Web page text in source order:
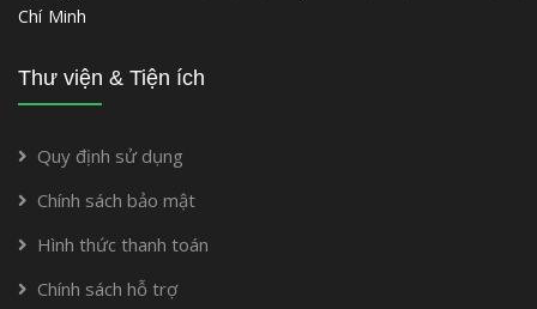
Chí Minh
Thư viện & Tiện ích
Quy định sử dụng
Chính sách bảo mật
Hình thức thanh toán
Chính sách hỗ trợ